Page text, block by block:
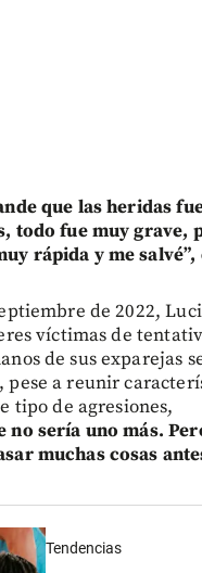
que las heridas
todo fue muy grave,
rápida y me salvé”,
de 2022,
víctimas de
de sus exparejas
pese a reunir
tipo de agresiones,
sería uno más.
muchas cosas
Tendencias